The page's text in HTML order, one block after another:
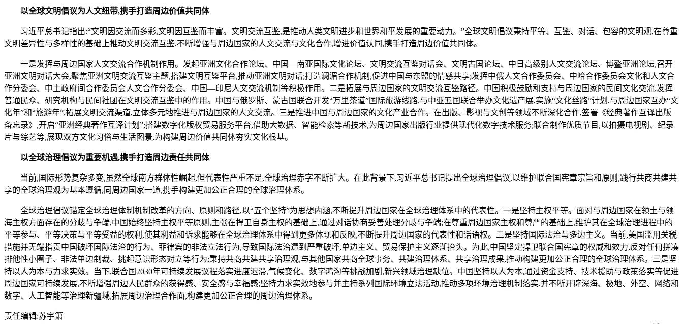
以全球文明倡议为人文纽带,携手打造周边价值共同体
习近平总书记指出:“文明因交流而多彩,文明因互鉴而丰富。文明交流互鉴,是推动人类文明进步和世界和平发展的重要动力。”全球文明倡议秉持平等、互鉴、对话、包容的文明观,在尊重
文明差异性与多样性的基础上推动文明交流互鉴,不断增强与周边国家的人文交流与文化合作,增进价值认同,携手打造周边价值共同体。
一是发挥与周边国家人文交流合作机制作用。发起亚洲文化合作论坛、中国—南亚国际文化论坛、文明交流互鉴对话会、文明古国论坛、中日高级别人文交流论坛、博鳌亚洲论坛,召开
亚洲文明对话大会,聚焦亚洲文明交流互鉴主题,搭建文明互鉴平台,推动亚洲文明对话;打造澜湄合作机制,促进中国与东盟的情感共享;发挥中俄人文合作委员会、中哈合作委员会文化和人文合
作分委会、中土政府间合作委员会人文合作分委会、中国—印尼人文交流机制等积极作用。二是拓展与周边国家的文明交流互鉴路径。中国积极鼓励和支持与周边国家的民间文化交流,发挥
普通民众、研究机构与民间社团在文明交流互鉴中的作用。中国与俄罗斯、蒙古国联合开发“万里茶道”国际旅游线路,与中亚五国联合举办文化遗产展,实施“文化丝路”计划,与周边国家互办“文
化年”和“旅游年”,拓展文明交流渠道,立体多元地推进与周边国家的人文交流。三是推进中国与周边国家的文化产业合作。在出版、影视与文创等领域不断深化合作,签署《经典著作互译出版
备忘录》,开启“亚洲经典著作互译计划”;搭建数字化版权贸易服务平台,借助大数据、智能检索等新技术,为周边国家出版行业提供现代化数字技术服务;联合制作优质节目,以拍摄电视剧、纪录
片与综艺等,展现双方文化习俗与生活图景,为构建周边价值共同体夯实文化根基。
以全球治理倡议为重要机遇,携手打造周边责任共同体
当前,国际形势复杂多变,虽然全球南方群体性崛起,但代表性严重不足,全球治理赤字不断扩大。在此背景下,习近平总书记提出全球治理倡议,以维护联合国宪章宗旨和原则,践行共商共建共
享的全球治理观为基本遵循,同周边国家一道,携手构建更加公正合理的全球治理体系。
全球治理倡议锚定全球治理体制机制改革的方向、原则和路径,以“五个坚持”为思想内涵,不断提升周边国家在全球治理体系中的代表性。一是坚持主权平等。面对与周边国家在领土与领
海主权方面存在的分歧与争端,中国始终坚持主权平等原则,主张在捍卫自身主权的基础上,通过对话协商妥善处理分歧与争端;在尊重周边国家主权和尊严的基础上,维护其在全球治理进程中的
平等参与、平等决策与平等受益的权利,使其利益和诉求能够在全球治理体系中得到更多体现和反映,不断提升周边国家的代表性和话语权。二是坚持国际法治与多边主义。当前,美国滥用关税
措施并无端指责中国破坏国际法治的行为、菲律宾的非法立法行为,导致国际法治遭到严重破坏,单边主义、贸易保护主义逐渐抬头。为此,中国坚定捍卫联合国宪章的权威和效力,反对任何拼凑
排他性小圈子、非法单边制裁、挑起意识形态对立等行为;秉持共商共建共享治理观,与其他国家共商全球事务、共建治理体系、共享治理成果,推动构建更加公正合理的全球治理体系。三是坚
持以人为本与力求实效。当下,联合国2030年可持续发展议程落实进度迟滞,气候变化、数字鸿沟等挑战加剧,新兴领域治理缺位。中国坚持以人为本,通过资金支持、技术援助与政策落实等促进
周边国家可持续发展,不断增强周边人民群众的获得感、安全感与幸福感;坚持力求实效地参与并主持系列国际环境立法活动,推动多项环境治理机制落实,并不断开辟深海、极地、外空、网络和
数字、人工智能等治理新疆域,拓展周边治理合作面,构建更加公正合理的周边治理体系。
责任编辑:苏宇箫